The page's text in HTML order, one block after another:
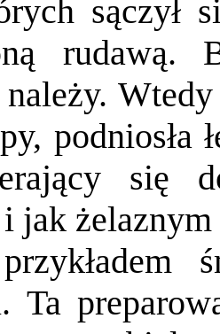
sączył
podniosła
się
jak
Ta